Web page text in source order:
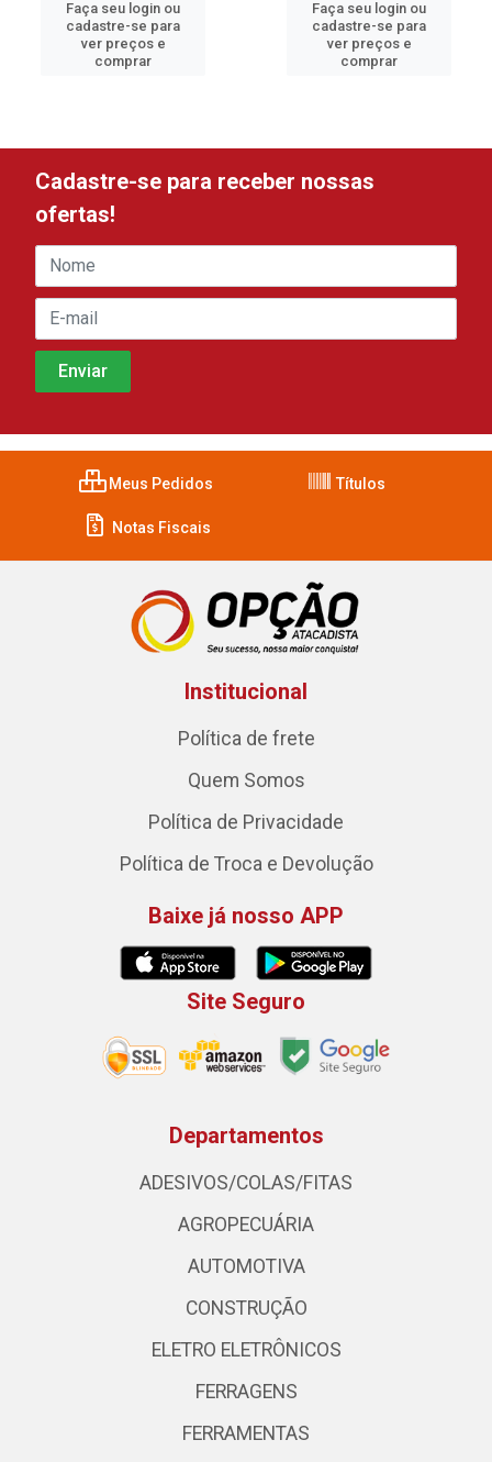
Faça seu login ou
cadastre-se para
ver preços e
comprar
Faça seu login ou
cadastre-se para
ver preços e
comprar
Cadastre-se para receber nossas
ofertas!
Meus Pedidos Títulos
Notas Fiscais
Institucional
Política de frete
Quem Somos
Política de Privacidade
Política de Troca e Devolução
Baixe já nosso APP
Site Seguro
Departamentos
ADESIVOS/COLAS/FITAS
AGROPECUÁRIA
AUTOMOTIVA
CONSTRUÇÃO
ELETRO ELETRÔNICOS
FERRAGENS
FERRAMENTAS